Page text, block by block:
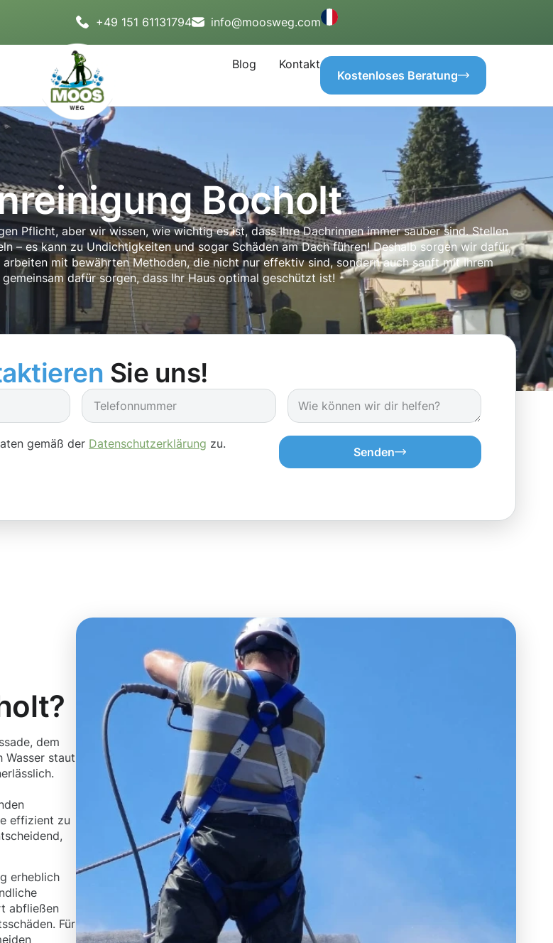
+49 151 61131794 info@moosweg.com
Blog
Kontakt
Kostenloses Beratung
Bocholt
Pflicht, aber wir wissen, wie wichtig es ist, dass Ihre Dachrinnen immer sauber sind. Stellen
– es kann zu Undichtigkeiten und sogar Schäden am Dach führen! Deshalb sorgen wir dafür,
mit bewährten Methoden, die nicht nur effektiv sind, sondern auch sanft mit Ihrem
gemeinsam dafür sorgen, dass Ihr Haus optimal geschützt ist!
Sie uns!
gemäß der Datenschutzerklärung zu.
Senden
dem
Wasser staut
effizient zu
erheblich
abfließen
Für